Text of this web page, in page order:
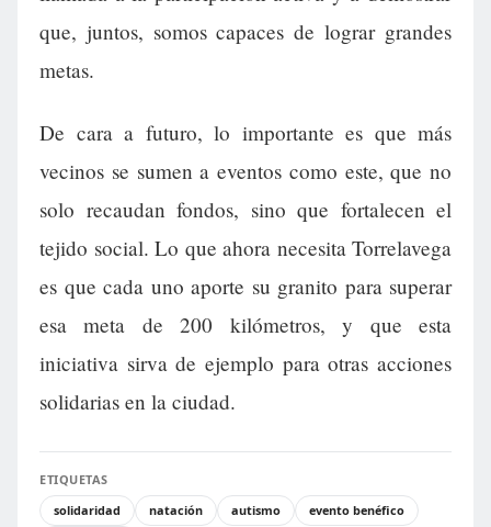
que, juntos, somos capaces de lograr grandes
metas.
De cara a futuro, lo importante es que más
vecinos se sumen a eventos como este, que no
solo recaudan fondos, sino que fortalecen el
tejido social. Lo que ahora necesita Torrelavega
es que cada uno aporte su granito para superar
esa meta de 200 kilómetros, y que esta
iniciativa sirva de ejemplo para otras acciones
solidarias en la ciudad.
ETIQUETAS
solidaridad
natación autismo
evento benéfico